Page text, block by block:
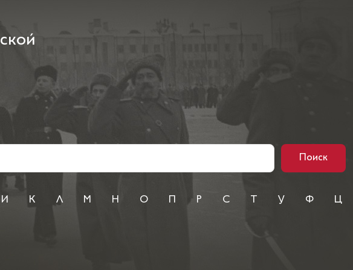
Поиск
И К Л М Н О Р С У Ф Ц